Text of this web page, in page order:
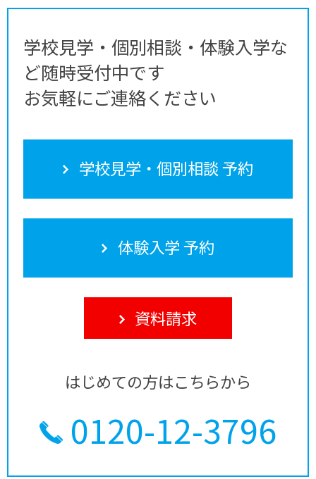
学校見学・個別相談・体験入学な
ど随時受付中です
お気軽にご連絡ください
学校見学・個別相談 予約
体験入学 予約
資料請求
はじめての方はこちらから
0120-12-3796